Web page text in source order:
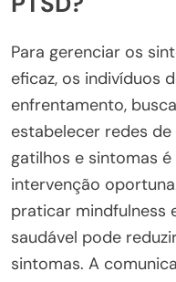
Para gerenciar os
eficaz, os indivíduos
enfrentamento,
estabelecer redes
gatilhos e sintomas
intervenção
praticar mindfulness
saudável pode
sintomas. A